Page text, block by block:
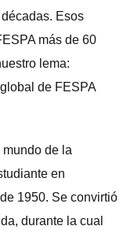
Esos
más de 60
lema:
de FESPA
de la
en
1950. Se convirtió
durante la cual